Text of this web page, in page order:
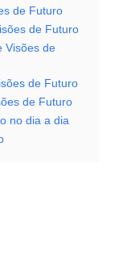
de Futuro
de Futuro
Visões de
de Futuro
de Futuro
no dia a dia